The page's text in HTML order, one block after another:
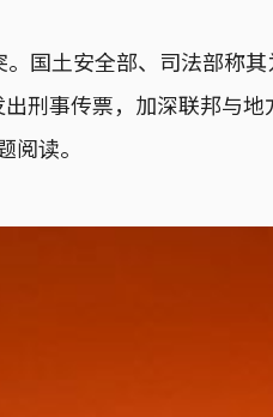
国土安全部、司法部称其
刑事传票，加深联邦与
读。